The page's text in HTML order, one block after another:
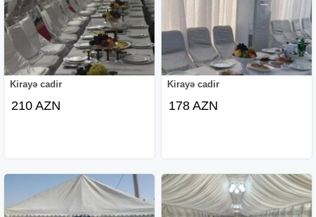
Kirayə cadir
210 AZN
Kirayə cadir
178 AZN